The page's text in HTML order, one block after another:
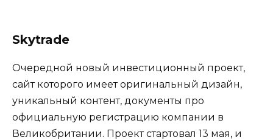
Skytrade
Очередной новый инвестиционный проект,
сайт которого имеет оригинальный дизайн,
уникальный контент, документы про
официальную регистрацию компании в
Великобритании. Проект стартовал 13 мая, и